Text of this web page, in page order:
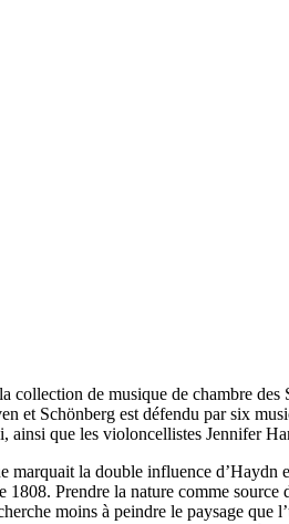
de musique de chambre
et Schönberg est défendu par six
que les violoncellistes Jennifer
marquait la double influence
1808. Prendre la nature comme
moins à peindre le paysage que